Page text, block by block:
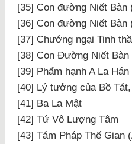
[35] Con đường Niết Bàn
[36] Con đường Niết Bàn
[37] Chướng ngại Tinh
[38] Con Đường Niết Bàn
[39] Phẩm hạnh A La Hán
[40] Lý tưởng của Bồ
[41] Ba La Mật
[42] Tứ Vô Lượng Tâm
[43] Tám Pháp Thế Gian